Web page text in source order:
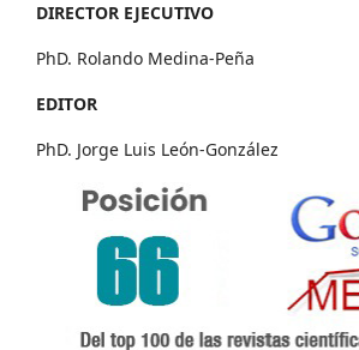
DIRECTOR EJECUTIVO
PhD. Rolando Medina-Peña
EDITOR
PhD. Jorge Luis León-González